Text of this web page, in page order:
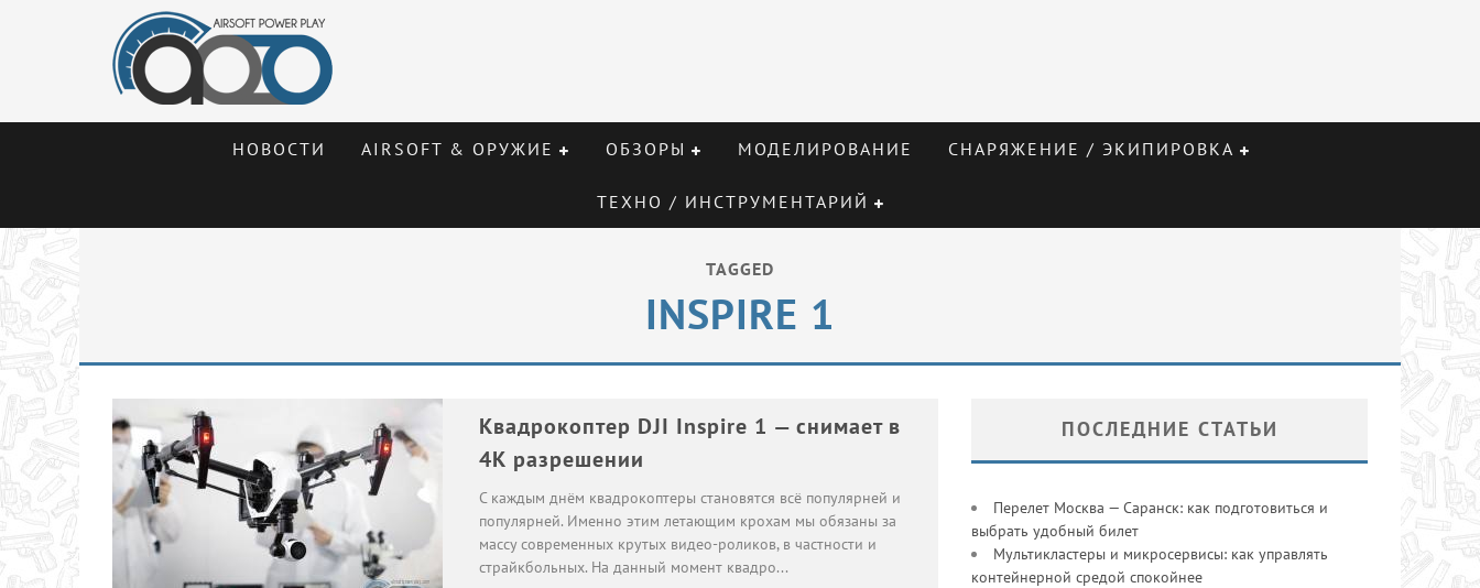
НОВОСТИ AIRSOFT & ОРУЖИЕ ОБЗОРЫ МОДЕЛИРОВАНИЕ СНАРЯЖЕНИЕ / ЭКИПИРОВКА
ТЕХНО / ИНСТРУМЕНТАРИЙ
TAGGED
INSPIRE 1
Квадрокоптер DJI Inspire 1 — снимает в
4К разрешении
С каждым днём квадрокоптеры становятся всё популярней и
популярней. Именно этим летающим крохам мы обязаны за
массу современных крутых видео-роликов, в частности и
страйкбольных. На данный момент квадро...
ПОСЛЕДНИЕ СТАТЬИ
Перелет Москва — Саранск: как подготовиться и
выбрать удобный билет
Мультикластеры и микросервисы: как управлять
контейнерной средой спокойнее